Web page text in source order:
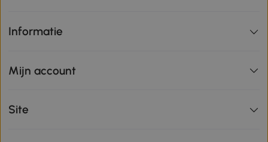
Informatie
Mijn account
Site